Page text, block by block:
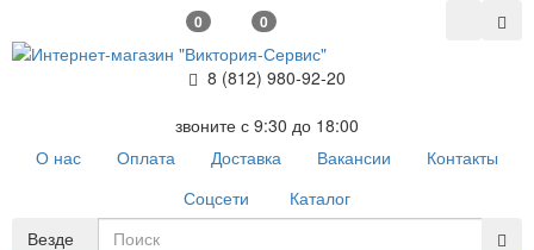
0 0
8 (812) 980-92-20
звоните с 9:30 до 18:00
О нас
Оплата Доставка Вакансии
Контакты
Соцсети
Каталог
Везде